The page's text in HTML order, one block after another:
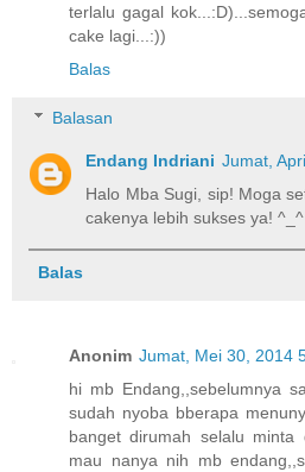
terlalu gagal
cake lagi...:))
Balas
Balasan
Endang Indriani Jumat,
Halo Mba Sugi, sip! Moga
cakenya lebih sukses ya! ^_^
Balas
Anonim Jumat, Mei 30, 2014
hi mb Endang,,sebelumnya
sudah nyoba bberapa
banget dirumah selalu minta
mau nanya nih mb